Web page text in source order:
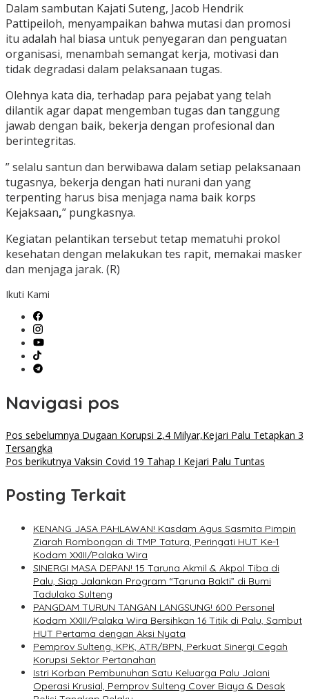
Dalam sambutan Kajati Suteng, Jacob Hendrik
Pattipeiloh, menyampaikan bahwa mutasi dan promosi
itu adalah hal biasa untuk penyegaran dan penguatan
organisasi, menambah semangat kerja, motivasi dan
tidak degradasi dalam pelaksanaan tugas.
Olehnya kata dia, terhadap para pejabat yang telah
dilantik agar dapat mengemban tugas dan tanggung
jawab dengan baik, bekerja dengan profesional dan
berintegritas.
” selalu santun dan berwibawa dalam setiap pelaksanaan
tugasnya, bekerja dengan hati nurani dan yang
terpenting harus bisa menjaga nama baik korps
Kejaksaan,” pungkasnya.
Kegiatan pelantikan tersebut tetap mematuhi prokol
kesehatan dengan melakukan tes rapit, memakai masker
dan menjaga jarak. (R)
Ikuti Kami
Navigasi pos
Pos sebelumnya Dugaan Korupsi 2,4 Milyar,Kejari Palu Tetapkan 3
Tersangka
Pos berikutnya Vaksin Covid 19 Tahap I Kejari Palu Tuntas
Posting Terkait
KENANG JASA PAHLAWAN! Kasdam Agus Sasmita Pimpin
Ziarah Rombongan di TMP Tatura, Peringati HUT Ke-1
Kodam XXIII/Palaka Wira
SINERGI MASA DEPAN! 15 Taruna Akmil & Akpol Tiba di
Palu, Siap Jalankan Program “Taruna Bakti” di Bumi
Tadulako Sulteng
PANGDAM TURUN TANGAN LANGSUNG! 600 Personel
Kodam XXIII/Palaka Wira Bersihkan 16 Titik di Palu, Sambut
HUT Pertama dengan Aksi Nyata
Pemprov Sulteng, KPK, ATR/BPN, Perkuat Sinergi Cegah
Korupsi Sektor Pertanahan
Istri Korban Pembunuhan Satu Keluarga Palu Jalani
Operasi Krusial, Pemprov Sulteng Cover Biaya & Desak